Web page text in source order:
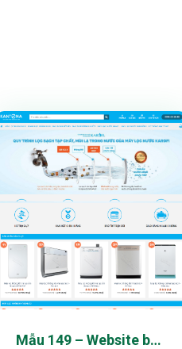
Chi tiết
Mẫu 149 – Website bán